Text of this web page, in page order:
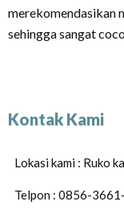
merekomendasikan
sehingga sangat
Kontak Kami
Lokasi kami : Ruko
Telpon : 0856-